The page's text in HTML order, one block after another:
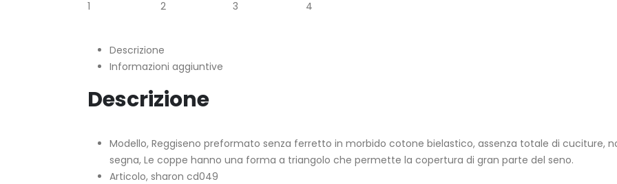
Descrizione
Informazioni aggiuntive
Descrizione
Modello, Reggiseno preformato senza ferretto in morbido cotone bielastico, assenza totale di cuciture,
segna, Le coppe hanno una forma a triangolo che permette la copertura di gran parte del seno.
Articolo, sharon cd049